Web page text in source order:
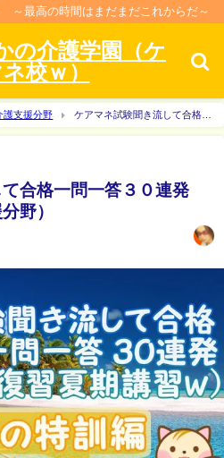
～最高の時間はまだまだこれからだ～
の介護学園（ケ
校ｗ）
護支援分野
ケアマネ試験聞き流して合格一
野）
合格一問一答３０連発
野）